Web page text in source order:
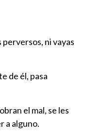
perversos, ni vayas
de él, pasa
el mal, se les
a alguno.